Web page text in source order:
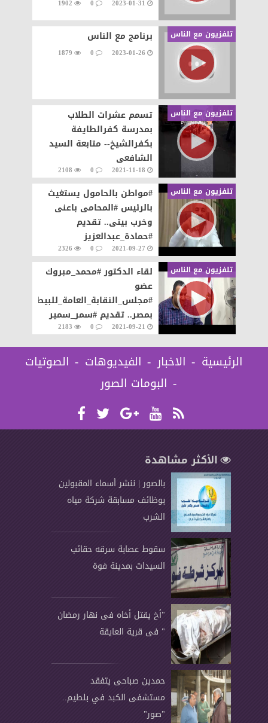
2023-01-31
0
1902
تلفزيون مع الناس برنامج مع الناس
2023-01-26
0
1879
تلفزيون مع الناس
تسمم عشرات الطلاب
بمدرسة كفرالطايفة
بكفرالشيخ-- متابعة السيد
الشافعى
2021-11-18
0
2108
تلفزيون مع الناس
#مواطن بالحامول يستغيث
بالرئيس #المحامى باعنى
وخرب بيتى.. تقديم
#حمادة_عبدالعزيز
2021-09-27
0
2326
تلفزيون مع الناس
لقاء الدكتور #محمد_مبروك
عضو
#مجلس_النقابة_العامة_للبيطريين
بمصر.. تقديم #سمر_سمير
2021-09-21
0
2183
الرئيسية الاخبار الفيديوهات
الصوتيات
البومات الصور
الأكثر مشاهدة
بالصور | ننشر أسماء المقبولين
بوظائف مسابقة شركة مياه
الشرب
سقوط عصابة سرقه حقائب
السيدات بمدينة فوة
"أخ يقتل أخاه فى نهار رمضان
" فى قرية العايقة
حمدين صباحى يتفقد
مستشفى الكبد في بلطيم..
"صور"